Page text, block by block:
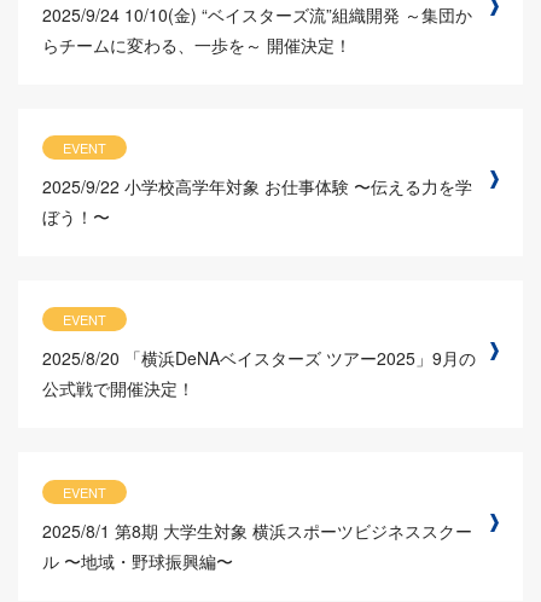
2025/9/24 10/10(金) “ベイスターズ流”組織開発 ～集団か
らチームに変わる、一歩を～ 開催決定！
EVENT
2025/9/22 小学校高学年対象 お仕事体験 〜伝える力を学
ぼう！〜
EVENT
2025/8/20
「横浜DeNAベイスターズ ツアー2025」9月の
公式戦で開催決定！
EVENT
2025/8/1 第8期 大学生対象 横浜スポーツビジネススクー
ル 〜地域・野球振興編〜